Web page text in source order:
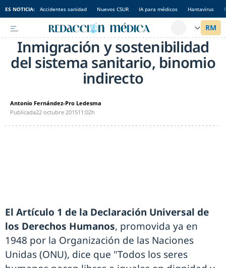
ES NOTICIA: Accidentes sanidad Nuevos CSUR IA para médicos Hantavirus
Inmigración y sostenibilidad
del sistema sanitario, binomio
indirecto
Antonio Fernández-Pro Ledesma
Publicada22 octubre 201511:02h
El Artículo 1 de la Declaración Universal de
los Derechos Humanos, promovida ya en
1948 por la Organización de las Naciones
Unidas (ONU), dice que "Todos los seres